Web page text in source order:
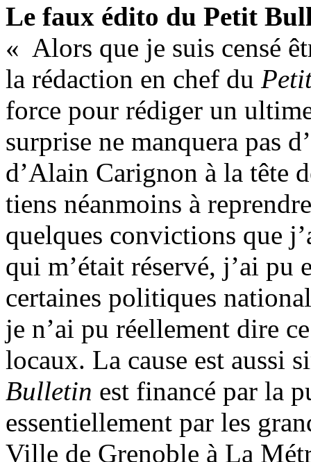
Le faux édito du Petit
« Alors que je suis censé
la rédaction en chef du
force pour rédiger un
surprise ne manquera pas
d’Alain Carignon à la tête
tiens néanmoins à
quelques convictions que
qui m’était réservé, j’ai pu
certaines politiques
je n’ai pu réellement dire
locaux. La cause est aussi
Bulletin est financé par la
essentiellement par les
Ville de Grenoble à La